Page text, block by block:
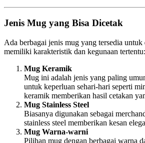
Jenis Mug yang Bisa Dicetak
Ada berbagai jenis mug yang tersedia
memiliki karakteristik dan kegunaan tertentu:
Mug Keramik
Mug ini adalah jenis yang paling
untuk keperluan sehari-hari seperti
keramik memberikan hasil cetakan
Mug Stainless Steel
Biasanya digunakan sebagai
stainless steel memberikan kesan
Mug Warna-warni
Pilihan mug dengan berbagai warna